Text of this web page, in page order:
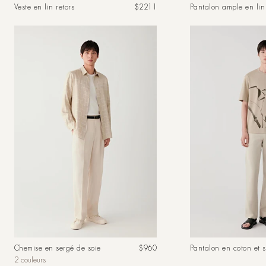
Veste en lin retors
Prix
$2211 Pantalon ample en lin
Chemise en sergé de soie
Prix
$960
2 couleurs
Pantalon en coton et